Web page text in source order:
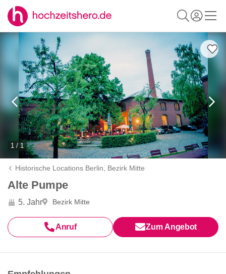
1 / 1
Historische Locations Berlin, Bezirk Mitte
Alte Pumpe
5. Jahr Bezirk Mitte
Anruf Zum Angebot